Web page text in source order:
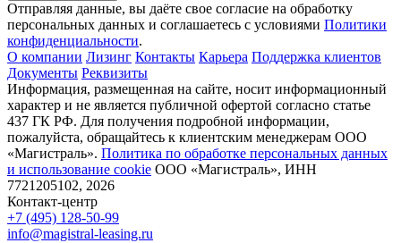
Отправляя данные, вы даёте свое согласие на обработку
персональных данных и соглашаетесь с условиями Политики
конфиденциальности.
О компании Лизинг Контакты Карьера Поддержка клиентов
Документы Реквизиты
Информация, размещенная на сайте, носит информационный
характер и не является публичной офертой согласно статье
437 ГК РФ. Для получения подробной информации,
пожалуйста, обращайтесь к клиентским менеджерам ООО
«Магистраль». Политика по обработке персональных данных
и использование сookie ООО «Магистраль», ИНН
7721205102, 2026
Контакт-центр
+7 (495) 128-50-99
info@magistral-leasing.ru